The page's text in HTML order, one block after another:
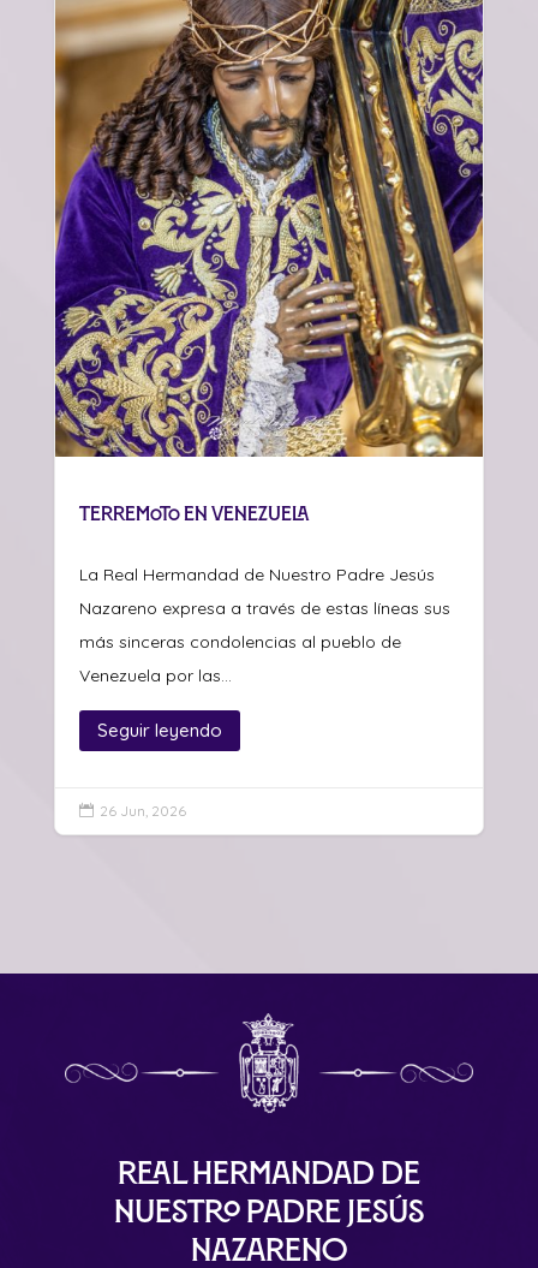
Terremoto en Venezuela
La Real Hermandad de Nuestro Padre Jesús
Nazareno expresa a través de estas líneas sus
más sinceras condolencias al pueblo de
Venezuela por las...
Seguir leyendo
 26 Jun, 2026
Real Hermandad de
Nuestro Padre Jesús
Nazareno